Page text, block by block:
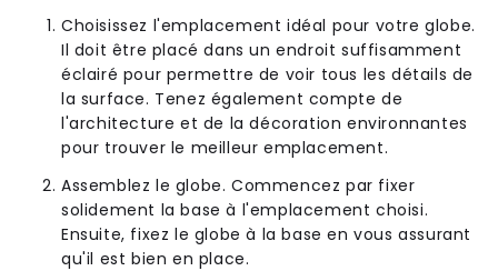
Choisissez l'emplacement idéal pour votre globe.
Il doit être placé dans un endroit suffisamment
éclairé pour permettre de voir tous les détails de
la surface. Tenez également compte de
l'architecture et de la décoration environnantes
pour trouver le meilleur emplacement.
Assemblez le globe. Commencez par fixer
solidement la base à l'emplacement choisi.
Ensuite, fixez le globe à la base en vous assurant
qu'il est bien en place.